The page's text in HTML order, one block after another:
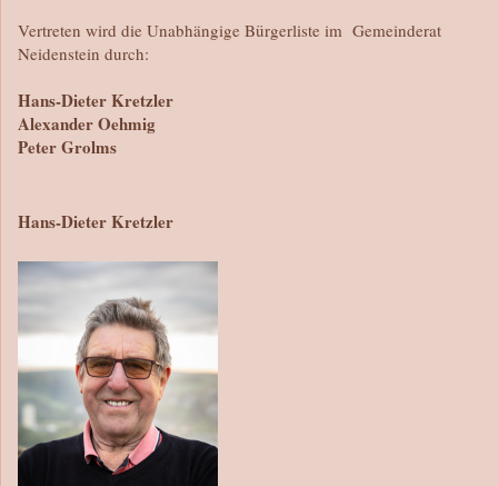
Vertreten wird die Unabhängige Bürgerliste im Gemeinderat
Neidenstein durch:
Hans-Dieter Kretzler
Alexander Oehmig
Peter Grolms
Hans-Dieter Kretzler